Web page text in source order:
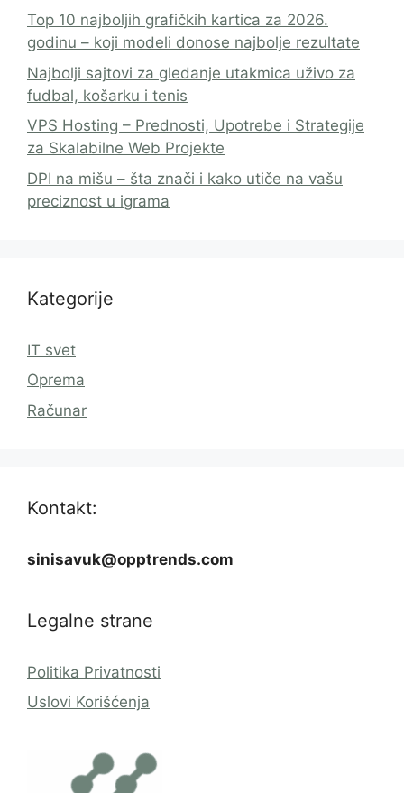
Top 10 najboljih grafičkih kartica za 2026.
godinu – koji modeli donose najbolje rezultate
Najbolji sajtovi za gledanje utakmica uživo za
fudbal, košarku i tenis
VPS Hosting – Prednosti, Upotrebe i Strategije
za Skalabilne Web Projekte
DPI na mišu – šta znači i kako utiče na vašu
preciznost u igrama
Kategorije
IT svet
Oprema
Računar
Kontakt:
sinisavuk@opptrends.com
Legalne strane
Politika Privatnosti
Uslovi Korišćenja